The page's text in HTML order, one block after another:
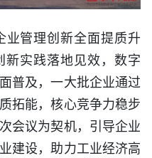
业管理创新全面提质升
实践落地见效，数字
普及，一大批企业通过
拓能，核心竞争力稳步
会议为契机，引导企业
建设，助力工业经济高